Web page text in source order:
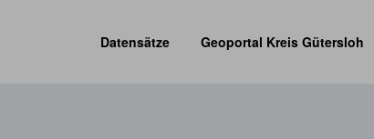
Datensätze
Geoportal Kreis Gütersloh